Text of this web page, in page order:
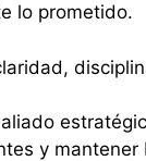
lo prometido.
y